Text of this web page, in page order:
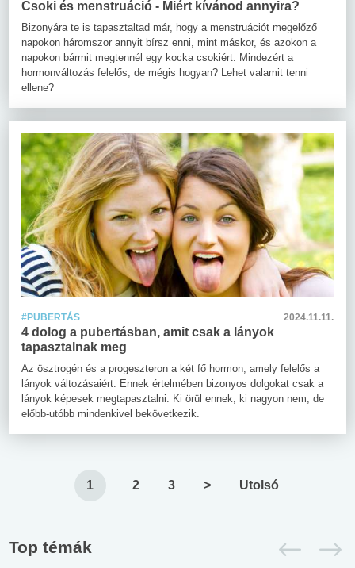
Csoki és menstruáció - Miért kívánod annyira?
Bizonyára te is tapasztaltad már, hogy a menstruációt megelőző
napokon háromszor annyit bírsz enni, mint máskor, és azokon a
napokon bármit megtennél egy kocka csokiért. Mindezért a
hormonváltozás felelős, de mégis hogyan? Lehet valamit tenni
ellene?
#PUBERTÁS 2024.11.11.
4 dolog a pubertásban, amit csak a lányok
tapasztalnak meg
Az ösztrogén és a progeszteron a két fő hormon, amely felelős a
lányok változásaiért. Ennek értelmében bizonyos dolgokat csak a
lányok képesek megtapasztalni. Ki örül ennek, ki nagyon nem, de
előbb-utóbb mindenkivel bekövetkezik.
1 2 3 > Utolsó
Top témák